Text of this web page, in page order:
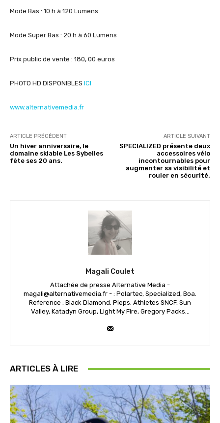
Mode Bas : 10 h à 120 Lumens
Mode Super Bas : 20 h à 60 Lumens
Prix public de vente : 180, 00 euros
PHOTO HD DISPONIBLES ICI
www.alternativemedia.fr
ARTICLE PRÉCÉDENT
Un hiver anniversaire, le
domaine skiable Les Sybelles
fête ses 20 ans.
ARTICLE SUIVANT
SPECIALIZED présente deux
accessoires vélo
incontournables pour
augmenter sa visibilité et
rouler en sécurité.
Magali Coulet
Attachée de presse Alternative Media -
magali@alternativemedia.fr - : Polartec, Specialized, Boa.
Reference : Black Diamond, Pieps, Athletes SNCF, Sun
Valley, Katadyn Group, Light My Fire, Gregory Packs...
ARTICLES À LIRE